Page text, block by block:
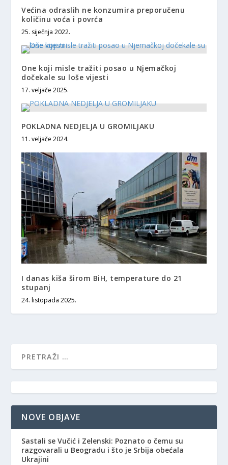
Većina odraslih ne konzumira preporučenu
količinu voća i povrća
25. siječnja 2022.
One koji misle tražiti posao u Njemačkoj
dočekale su loše vijesti
17. veljače 2025.
POKLADNA NEDJELJA U GROMILJAKU
11. veljače 2024.
I danas kiša širom BiH, temperature do 21
stupanj
24. listopada 2025.
NOVE OBJAVE
Sastali se Vučić i Zelenski: Poznato o čemu su
razgovarali u Beogradu i što je Srbija obećala
Ukrajini